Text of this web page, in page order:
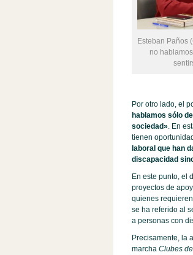
Esteban Paños
no
Por otro lado, el
hablamos sólo
sociedad». En
tienen
laboral que han
discapacidad
En este punto, el
proyectos de
quienes
se ha referido al
a personas con
Precisamente, la
marcha Clubes